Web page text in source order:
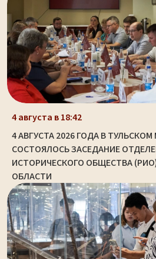
4 августа в 18:42
4 АВГУСТА 2026 ГОДА В
СОСТОЯЛОСЬ ЗАСЕДАНИЕ
ИСТОРИЧЕСКОГО ОБЩЕСТВА
ОБЛАСТИ